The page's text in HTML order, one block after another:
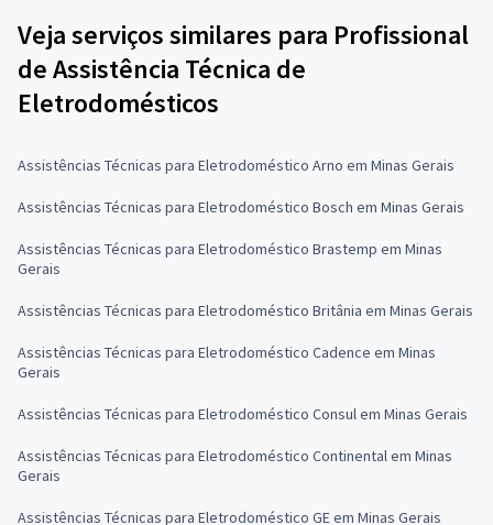
Veja serviços similares para Profissional
de Assistência Técnica de
Eletrodomésticos
Assistências Técnicas para Eletrodoméstico Arno em Minas Gerais
Assistências Técnicas para Eletrodoméstico Bosch em Minas Gerais
Assistências Técnicas para Eletrodoméstico Brastemp em Minas
Gerais
Assistências Técnicas para Eletrodoméstico Britânia em Minas Gerais
Assistências Técnicas para Eletrodoméstico Cadence em Minas
Gerais
Assistências Técnicas para Eletrodoméstico Consul em Minas Gerais
Assistências Técnicas para Eletrodoméstico Continental em Minas
Gerais
Assistências Técnicas para Eletrodoméstico GE em Minas Gerais